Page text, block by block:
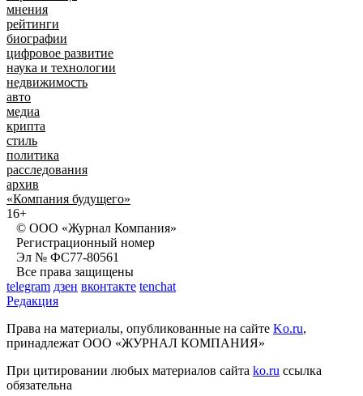
мнения
рейтинги
биографии
цифровое развитие
наука и технологии
недвижимость
авто
медиа
крипта
стиль
политика
расследования
архив
«Компания будущего»
16+
© ООО «Журнал Компания»
Регистрационный номер
Эл № ФС77-80561
Все права защищены
telegram дзен вконтакте tenchat
Редакция
Права на материалы, опубликованные на сайте Ko.ru,
принадлежат ООО «ЖУРНАЛ КОМПАНИЯ»
При цитировании любых материалов сайта ko.ru ссылка
обязательна